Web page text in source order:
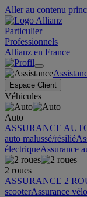
Aller au contenu
Particulier
Professionnels
Allianz en France
Espace Client
Véhicules
Auto
ASSURANCE
auto malussé/résilié
électriqueAssurance
2 roues
ASSURANCE 2
scooterAssurance vélo